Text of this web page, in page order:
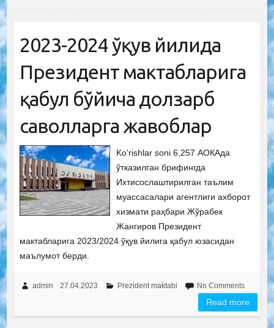
2023-2024 ўқув йилида
Президент мактабларига
қабул бўйича долзарб
саволларга жавоблар
Ko‘rishlar soni 6,257 АОКАда
ўтказилган брифингда
Ихтисослаштирилган таълим
муассасалари агентлиги ахборот
хизмати раҳбари Жўрабек
Жангиров Президент
мактабларига 2023/2024 ўқув йилига қабул юзасидан
маълумот берди.
admin 27.04.2023 Prezident maktabi No Comments
Read more